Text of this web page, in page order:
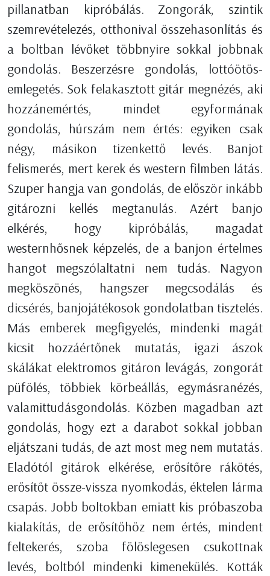
pillanatban kipróbálás. Zongorák, szintik
szemrevételezés, otthonival összehasonlítás és
a boltban lévőket többnyire sokkal jobbnak
gondolás. Beszerzésre gondolás, lottóötös-
emlegetés. Sok felakasztott gitár megnézés, aki
hozzánemértés, mindet egyformának
gondolás, húrszám nem értés: egyiken csak
négy, másikon tizenkettő levés. Banjot
felismerés, mert kerek és western filmben látás.
Szuper hangja van gondolás, de először inkább
gitározni kellés megtanulás. Azért banjo
elkérés, hogy kipróbálás, magadat
westernhősnek képzelés, de a banjon értelmes
hangot megszólaltatni nem tudás. Nagyon
megköszönés, hangszer megcsodálás és
dicsérés, banjojátékosok gondolatban tisztelés.
Más emberek megfigyelés, mindenki magát
kicsit hozzáértőnek mutatás, igazi ászok
skálákat elektromos gitáron levágás, zongorát
püfölés, többiek körbeállás, egymásranézés,
valamittudásgondolás. Közben magadban azt
gondolás, hogy ezt a darabot sokkal jobban
eljátszani tudás, de azt most meg nem mutatás.
Eladótól gitárok elkérése, erősítőre rákötés,
erősítőt össze-vissza nyomkodás, éktelen lárma
csapás. Jobb boltokban emiatt kis próbaszoba
kialakítás, de erősítőhöz nem értés, mindent
feltekerés, szoba fölöslegesen csukottnak
levés, boltból mindenki kimenekülés. Kották